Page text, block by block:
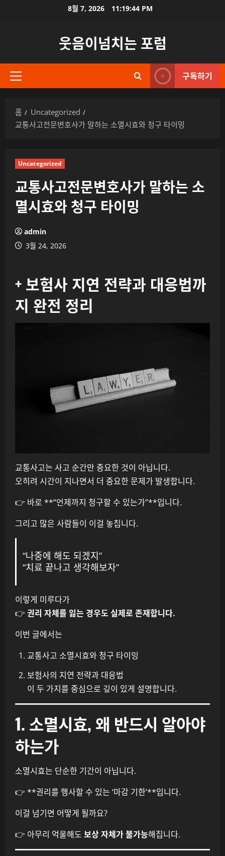
가
8월 7, 2026 11:19:46 PM
웃음이넘치는 포럼
기
메
뉴
구독하기
홈
Uncategorized
교통사고전문변호사가 말하는 소멸시효와 청구 타이밍
Uncategorized
교통사고전문변호사가 말하는 소
멸시효와 청구 타이밍
admin
3월 24, 2026
+ 보험사 지연 전략과 대응법까
지 완전 정리
교통사고는 사고 순간만 중요한 것이 아닙니다.
오히려 시간이 지나면서 더 중요한 문제가 발생합니다.
👉 바로 **“언제까지 청구할 수 있는가”**입니다.
그리고 많은 사람들이 이걸 놓칩니다.
“나중에 해도 되겠지”
“치료 끝나고 생각해보자”
이렇게 미루다가
👉 권리 자체를 잃는 경우도 실제로 존재합니다.
이번 글에서는
교통사고 소멸시효와 청구 타이밍
보험사의 지연 전략과 대응법
이 두 가지를 중심으로 깊이 있게 설명합니다.
1. 소멸시효, 왜 반드시 알아야
하는가
소멸시효는 단순한 기간이 아닙니다.
👉 **권리를 행사할 수 있는 ‘마감 기한’**입니다.
이걸 넘기면 어떻게 될까요?
👉 아무리 억울해도 보상 자체가 불가능해집니다.